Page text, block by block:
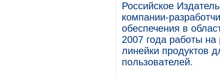
Российское
компании-
обеспечения в
2007 года работы
линейки продуктов
пользователей.